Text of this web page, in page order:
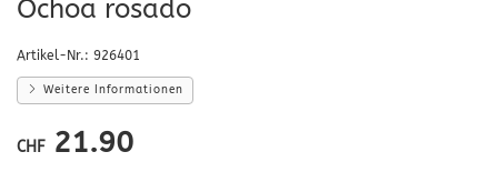
Ochoa rosado
Artikel-Nr.: 926401
Weitere Informationen
CHF 21.90